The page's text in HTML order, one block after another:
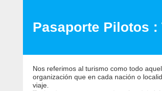
Pasaporte Pilotos :
Nos referimos al turismo como todo
organización que en cada nación o
viaje.